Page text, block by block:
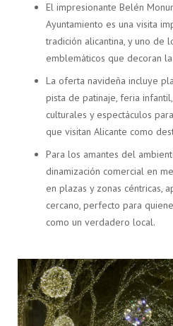
El impresionante Belén
Ayuntamiento es una visita
tradición alicantina, y uno de
emblemáticos que decoran
La oferta navideña incluye
pista de patinaje, feria
culturales y espectáculos
que visitan Alicante como
Para los amantes del
dinamización comercial en
en plazas y zonas céntricas,
cercano, perfecto para
como un verdadero local.